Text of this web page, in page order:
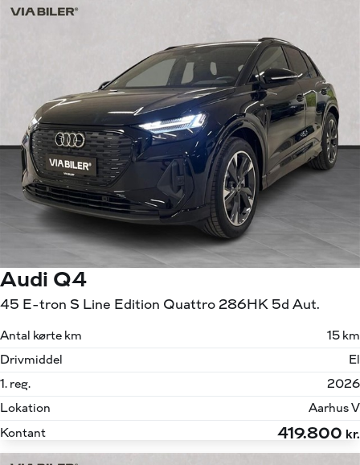
Audi Q4
45 E-tron S Line Edition Quattro 286HK 5d Aut.
Antal kørte km
15 km
Drivmiddel
El
1. reg.
2026
Lokation
Aarhus V
Kontant
419.800 kr.